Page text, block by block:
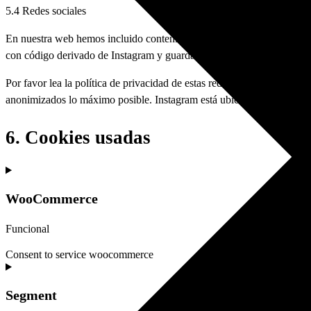
5.4 Redes sociales
En nuestra web hemos incluido contenido de Instagram para
con código derivado de Instagram y guarda cookies. Este contenido
Por favor lea la política de privacidad de estas redes sociales (que
anonimizados lo máximo posible. Instagram está ubicado en los
6. Cookies usadas
WooCommerce
Funcional
Consent to service woocommerce
Segment